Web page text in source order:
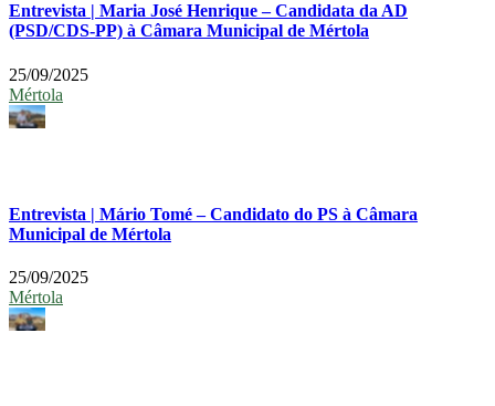
Entrevista | Maria José Henrique – Candidata da AD
(PSD/CDS-PP) à Câmara Municipal de Mértola
25/09/2025
Mértola
Entrevista | Mário Tomé – Candidato do PS à Câmara
Municipal de Mértola
25/09/2025
Mértola